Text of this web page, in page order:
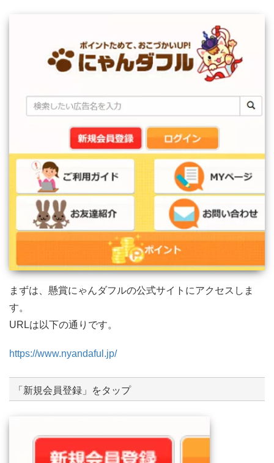
まずは、懸賞にゃんダフルの公式サイトにアクセスしま
す。
URLは以下の通りです。
https://www.nyandaful.jp/
「新規会員登録」をタップ